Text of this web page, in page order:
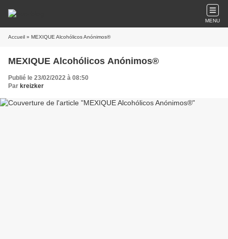
MENU
Accueil » MEXIQUE Alcohólicos Anónimos®
MEXIQUE Alcohólicos Anónimos®
Publié le 23/02/2022 à 08:50
Par kreizker